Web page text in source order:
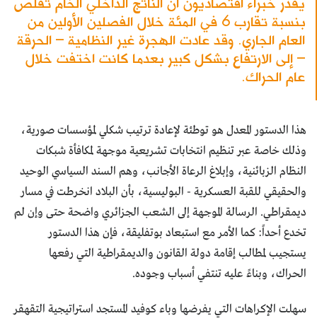
بنسبة تقارب 6 في المئة خلال الفصلين الأولين من
العام الجاري. وقد عادت الهجرة غير النظامية – الحرقة
– إلى الارتفاع بشكل كبير بعدما كانت اختفت خلال
عام الحراك.
هذا الدستور المعدل هو توطئة لإعادة ترتيب شكلي لمؤسسات صورية،
وذلك خاصة عبر تنظيم انتخابات تشريعية موجهة لمكافأة شبكات
النظام الزبائنية، وإبلاغ الرعاة الأجانب، وهم السند السياسي الوحيد
والحقيقي للقبة العسكرية - البوليسية، بأن البلاد انخرطت في مسار
ديمقراطي. الرسالة الموجهة إلى الشعب الجزائري واضحة حتى وإن لم
تخدع أحداً: كما الأمر مع استبعاد بوتفليقة، فإن هذا الدستور
يستجيب لمطالب إقامة دولة القانون والديمقراطية التي رفعها
الحراك، وبناءً عليه تنتفي أسباب وجوده.
سهلت الإكراهات التي يفرضها وباء كوفيد المستجد استراتيجية التقهقر